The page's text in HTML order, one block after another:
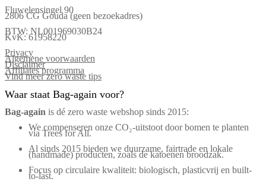
Fluwelensingel 90
2806 CG Gouda (geen bezoekadres)
BTW: NL001969030B24
KvK: 61958220
Privacy
Algemene voorwaarden
Disclaimer
Affiliates programma
Vind meer zero waste tips
Waar staat Bag-again voor?
Bag‑again is dé zero waste webshop sinds 2015:
We compenseren onze CO₂-uitstoot door bomen te planten
via Trees for All.
Al sinds 2015 bieden we duurzame, fairtrade en lokale
(handmade) producten, zoals de katoenen broodzak.
Focus op circulaire kwaliteit: biologisch, plasticvrij en built-
to-last.